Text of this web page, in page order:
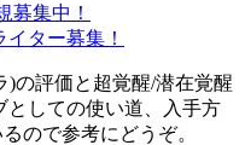
募集中！
ター募集！
)の評価と超覚醒/潜在覚醒
としての使い道、入手方
ので参考にどうぞ。